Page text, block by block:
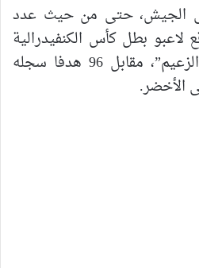
الجيش، حتى من حيث عدد
لاعبو بطل كأس الكنفيدرالية
103 أهداف في شباك “الزعيم”، مقابل 96 هدفا سجله
الأخضر.